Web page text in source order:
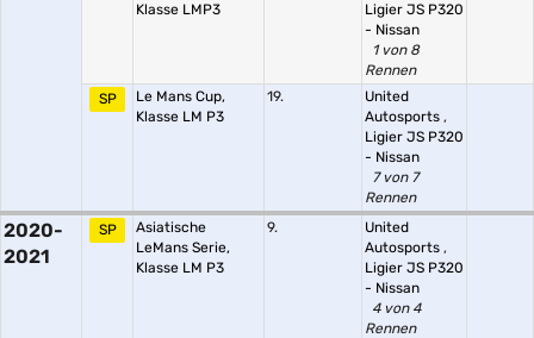
Klasse LMP3
Ligier JS P320
- Nissan
1 von 8
Rennen
SP
Le Mans Cup,
Klasse LM P3
19.
United
Autosports ,
Ligier JS P320
- Nissan
7 von 7
Rennen
2020-
2021
SP
Asiatische
LeMans Serie,
Klasse LM P3
9.
United
Autosports ,
Ligier JS P320
- Nissan
4 von 4
Rennen